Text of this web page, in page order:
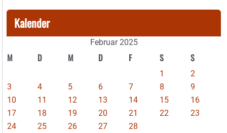
Kalender
Februar 2025
M D M D F S S
1
2
3
4 5 6 7 8
9
10
11 12 13 14 15
16
17
18 19 20 21 22
23
24
25 26 27
28